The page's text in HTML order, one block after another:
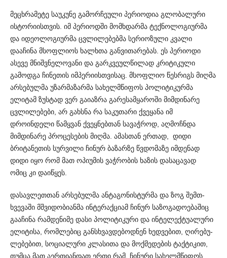
მეცხრამეტე საუკუნე გამორჩეული პერიოდია გლობა­ლ­ური
ისტორიისთვის. იმ პერიოდში მომხდარმა ტექნოლოგიურმა
და იდეოლოგიურმა ცვლილებებმა სერიოზული კვალი
დააჩინა მსოფლიოს ხალხთა განვითარებას. ეს პერიოდი
ასევე მნიშ­ვნე­ლოვანი და გარკვეულწილად კრიტიკული
გამოდგა ჩინეთის იმპ­ე­რიისთვისაც. მსოფლიო წესრიგს მიღმა
არსებულმა უზარ­მაზარმა სახელმწიფოს პოლიტიკურმა
ელიტამ ზუსტად ვერ გაი­ა­ზრა გარესამყაროში მიმდინარე
ცვლილებები, არ გახსნა რა საკ­უ­თარი ქვეყანა იმ
დროინდელი წამყვან ქვეყნებთან სავაჭ­როდ, აღმოჩნდა
მიმდინარე პროცესების მიღმა. ამასთან ერთ­ად, დიდი
ბრიტანეთის სურვილი ჩინურ ბაზარზე წვდომაზე იმდენად
დიდი იყო რომ მათ ოპიუმის ვაჭრობის ხაზის დასაცავად
ომიც კი დაიწყეს.
დასავლეთთან არსებულმა ანტაგონისტურმა და ზოგ შემ­თ­
ხვევაში მშვიდობიანმა ინტერაქციამ ჩინურ საზოგად­ოება­შიც
გააჩინა რამდენიმე დასი პოლიტიკური და ინტელექტუალური
ელიტისა, რომლებიც განსხვავდებოდნენ ხედვებით, ღირებუ­
ლე­ბებით, სოციალური კლასითა და მოქმედების ტაქტიკით,
თუმცა მათ აერთიანდათ ერთი რამ, ჩინური სახელმწიფოს